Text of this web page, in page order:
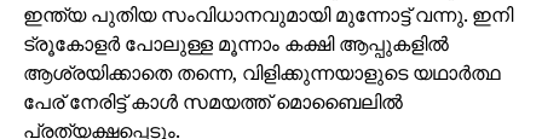
ഇന്ത്യ പുതിയ സംവിധാനവുമായി മുന്നോട്ട് വന്നു. ഇനി
ട്രൂകോളര്‍ പോലുള്ള മൂന്നാം കക്ഷി ആപ്പുകളില്‍
ആശ്രയിക്കാതെ തന്നെ, വിളിക്കുന്നയാളുടെ യഥാര്‍ത്ഥ
പേര് നേരിട്ട് കാള്‍ സമയത്ത് മൊബൈലില്‍
പ്രത്യക്ഷപ്പെടും.